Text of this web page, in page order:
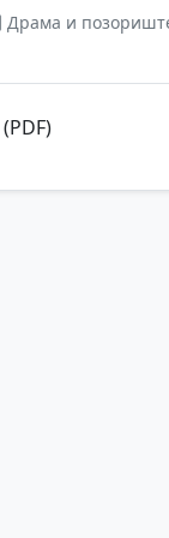
Драма и
(PDF)